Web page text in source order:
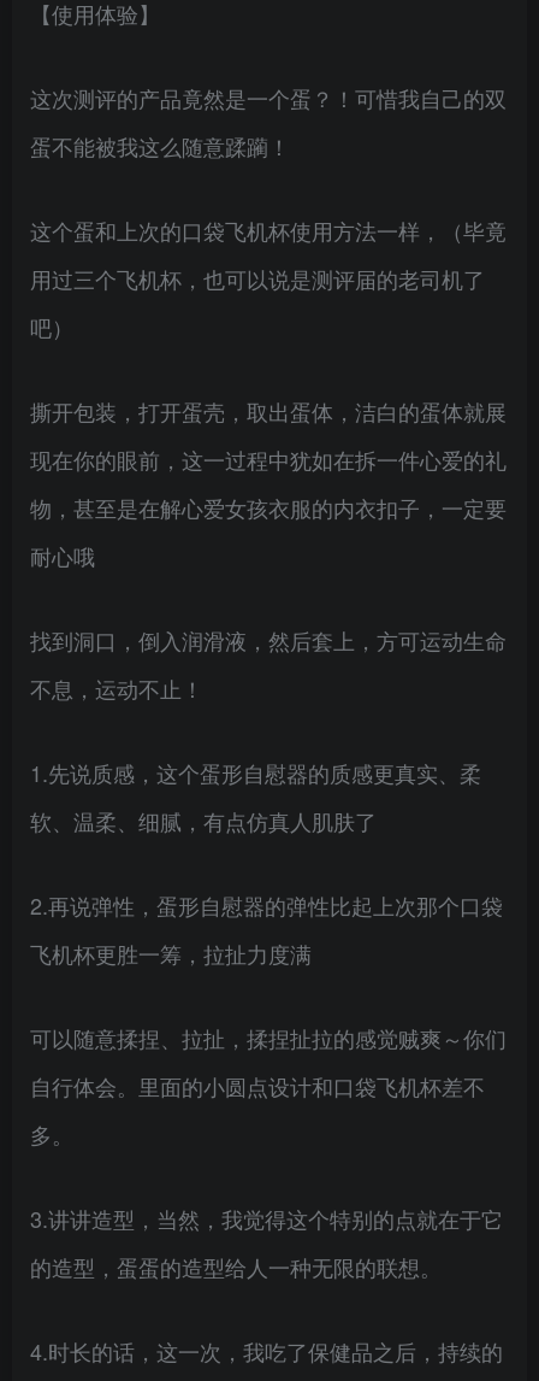
【使用体验】
这次测评的产品竟然是一个蛋？！可惜我自己的双
蛋不能被我这么随意蹂躏！
这个蛋和上次的口袋飞机杯使用方法一样，（毕竟
用过三个飞机杯，也可以说是测评届的老司机了
吧）
撕开包装，打开蛋壳，取出蛋体，洁白的蛋体就展
现在你的眼前，这一过程中犹如在拆一件心爱的礼
物，甚至是在解心爱女孩衣服的内衣扣子，一定要
耐心哦
找到洞口，倒入润滑液，然后套上，方可运动生命
不息，运动不止！
1.先说质感，这个蛋形自慰器的质感更真实、柔
软、温柔、细腻，有点仿真人肌肤了
2.再说弹性，蛋形自慰器的弹性比起上次那个口袋
飞机杯更胜一筹，拉扯力度满
可以随意揉捏、拉扯，揉捏扯拉的感觉贼爽～你们
自行体会。里面的小圆点设计和口袋飞机杯差不
多。
3.讲讲造型，当然，我觉得这个特别的点就在于它
的造型，蛋蛋的造型给人一种无限的联想。
4.时长的话，这一次，我吃了保健品之后，持续的